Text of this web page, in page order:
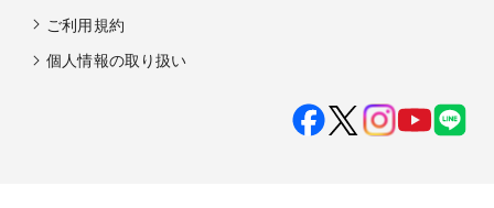
ご利用規約
個人情報の取り扱い